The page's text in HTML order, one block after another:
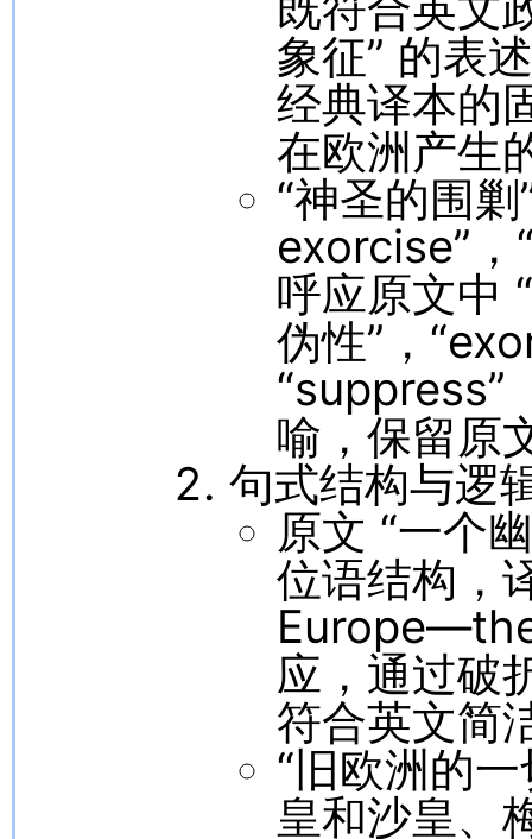
象征” 的表
经典译本的
在欧洲产生
“神圣的围
exorcise”
呼应原文中
伪性”，
“suppress”
喻，保留原
句式结构与逻
原文 “一个
位语结构，
应，通过破
符合英文简
“旧欧洲的
皇和沙皇、